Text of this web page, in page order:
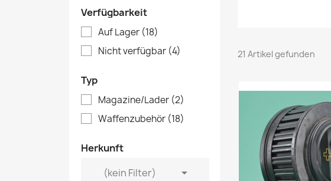
Verfügbarkeit
Auf Lager (18)
Nicht verfügbar (4)
Typ
Magazine/Lader (2)
Waffenzubehör (18)
Herkunft
(kein Filter)

21 Artikel gefunden